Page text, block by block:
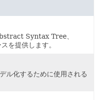
Syntax Tree、
を提供します。
ル化するために使用される